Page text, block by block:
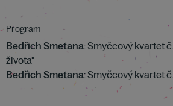
Program
Bedřich Smetana: Smyčcový kvartet
života"
Bedřich Smetana: Smyčcový kvartet